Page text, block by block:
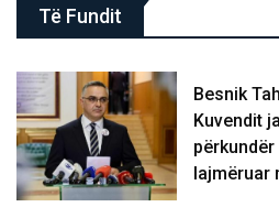
Të Fundit
Besnik
Kuvendit
lajmëruar